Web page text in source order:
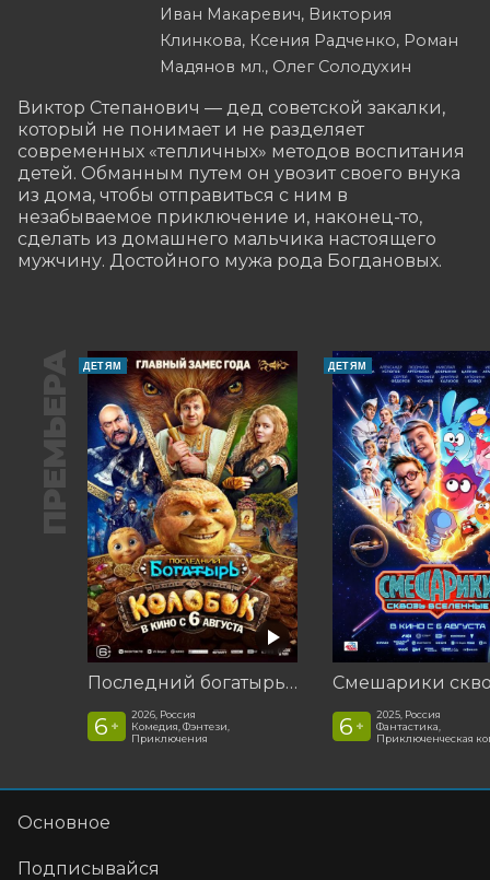
Иван Макаревич, Виктория
Клинкова, Ксения Радченко, Роман
Мадянов мл., Олег Солодухин
Виктор Степанович — дед советской закалки,
который не понимает и не разделяет
современных «тепличных» методов воспитания
детей. Обманным путем он увозит своего внука
из дома, чтобы отправиться с ним в
незабываемое приключение и, наконец-то,
сделать из домашнего мальчика настоящего
мужчину. Достойного мужа рода Богдановых.
ПРЕМЬЕРА ДЕТЯМ
Последний богатырь. Колобок
6 +
2026, Россия
Комедия, Фэнтези,
Приключения
ДЕТЯМ
6 +
2025, Россия
Фантастика,
Приключенческая
Основное
Подписывайся